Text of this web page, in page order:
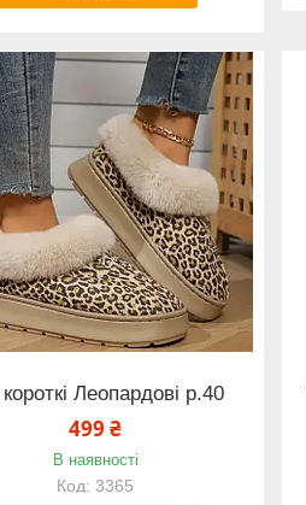
Леопардові р.40
499 ₴
В наявності
3365